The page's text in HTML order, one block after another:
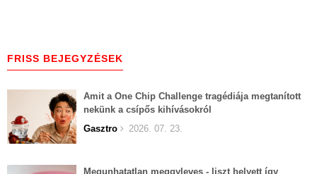
FRISS BEJEGYZÉSEK
Amit a One Chip Challenge tragédiája megtanított
nekünk a csípős kihívásokról
Gasztro
2026. 07. 23.
Megunhatatlan meggyleves - liszt helyett így